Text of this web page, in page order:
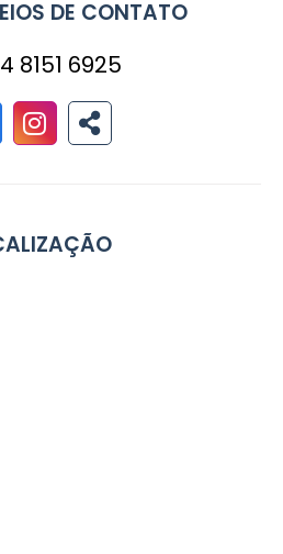
DE CONTATO
8151 6925